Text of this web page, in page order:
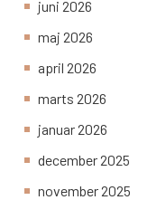
juni 2026
maj 2026
april 2026
marts 2026
januar 2026
december 2025
november 2025